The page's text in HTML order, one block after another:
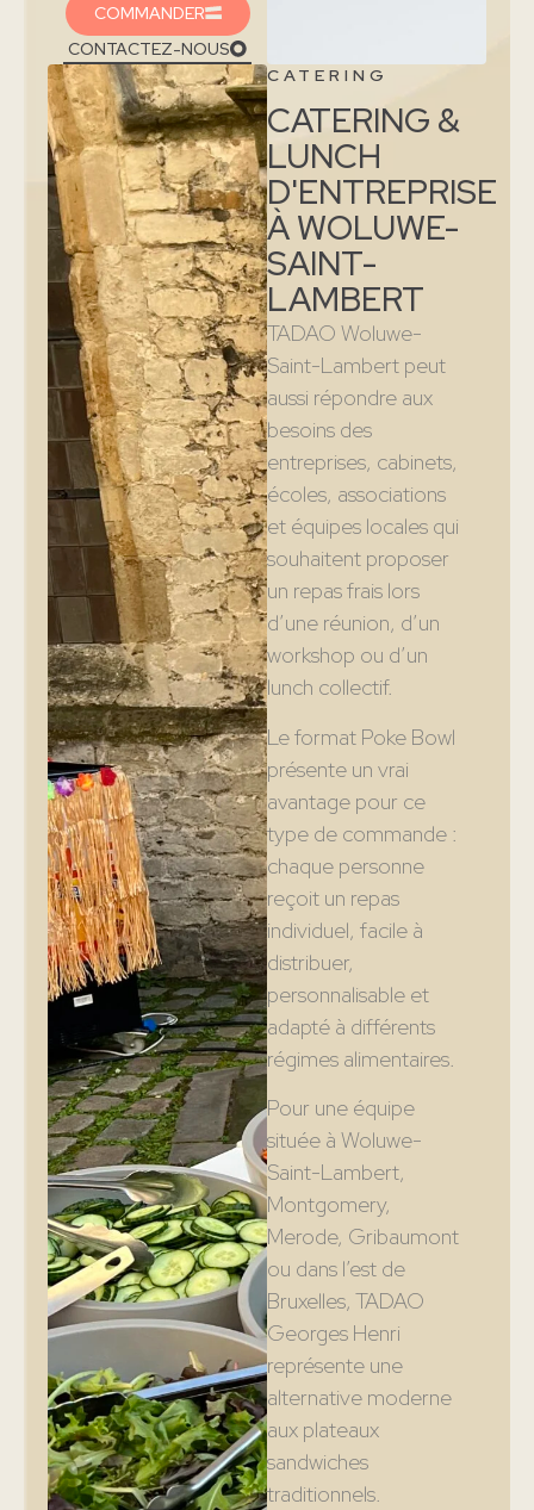
COMMANDER
CONTACTEZ-NOUS
CATERING
CATERING &
LUNCH
D'ENTREPRISE
À WOLUWE-
SAINT-
LAMBERT
TADAO Woluwe-
Saint-Lambert peut
aussi répondre aux
besoins des
entreprises, cabinets,
écoles, associations
et équipes locales qui
souhaitent proposer
un repas frais lors
d’une réunion, d’un
workshop ou d’un
lunch collectif.
Le format Poke Bowl
présente un vrai
avantage pour ce
type de commande :
chaque personne
reçoit un repas
individuel, facile à
distribuer,
personnalisable et
adapté à différents
régimes alimentaires.
Pour une équipe
située à Woluwe-
Saint-Lambert,
Montgomery,
Merode, Gribaumont
ou dans l’est de
Bruxelles, TADAO
Georges Henri
représente une
alternative moderne
aux plateaux
sandwiches
traditionnels.